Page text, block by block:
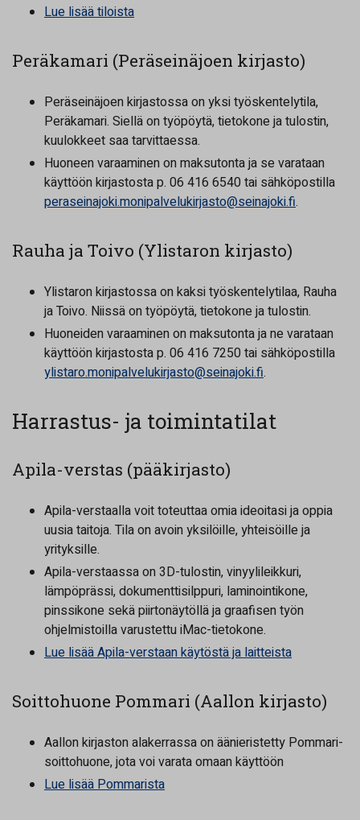
Lue lisää tiloista
Peräkamari (Peräseinäjoen kirjasto)
Peräseinäjoen kirjastossa on yksi työskentelytila,
Peräkamari. Siellä on työpöytä, tietokone ja tulostin,
kuulokkeet saa tarvittaessa.
Huoneen varaaminen on maksutonta ja se varataan
käyttöön kirjastosta p. 06 416 6540 tai sähköpostilla
peraseinajoki.monipalvelukirjasto@seinajoki.fi.
Rauha ja Toivo (Ylistaron kirjasto)
Ylistaron kirjastossa on kaksi työskentelytilaa, Rauha
ja Toivo. Niissä on työpöytä, tietokone ja tulostin.
Huoneiden varaaminen on maksutonta ja ne varataan
käyttöön kirjastosta p. 06 416 7250 tai sähköpostilla
ylistaro.monipalvelukirjasto@seinajoki.fi.
Harrastus- ja toimintatilat
Apila-verstas (pääkirjasto)
Apila-verstaalla voit toteuttaa omia ideoitasi ja oppia
uusia taitoja. Tila on avoin yksilöille, yhteisöille ja
yrityksille.
Apila-verstaassa on 3D-tulostin, vinyylileikkuri,
lämpöprässi, dokumenttisilppuri, laminointikone,
pinssikone sekä piirtonäytöllä ja graafisen työn
ohjelmistoilla varustettu iMac-tietokone.
Lue lisää Apila-verstaan käytöstä ja laitteista
Soittohuone Pommari (Aallon kirjasto)
Aallon kirjaston alakerrassa on äänieristetty Pommari-
soittohuone, jota voi varata omaan käyttöön
Lue lisää Pommarista